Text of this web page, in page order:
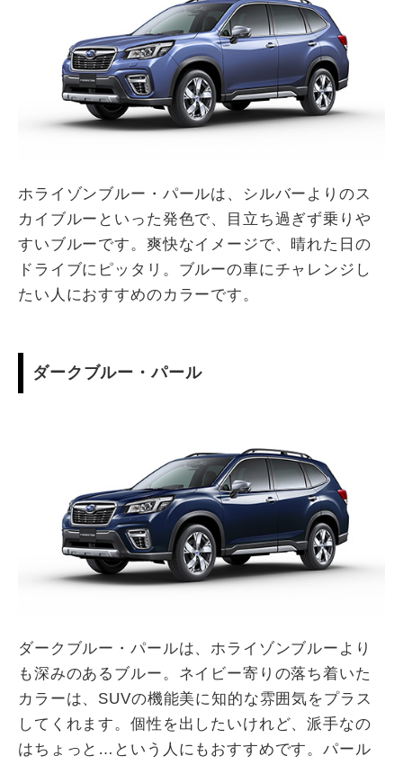
ホライゾンブルー・パールは、シルバーよりのス
カイブルーといった発色で、目立ち過ぎず乗りや
すいブルーです。爽快なイメージで、晴れた日の
ドライブにピッタリ。ブルーの車にチャレンジし
たい人におすすめのカラーです。
ダークブルー・パール
ダークブルー・パールは、ホライゾンブルーより
も深みのあるブルー。ネイビー寄りの落ち着いた
カラーは、SUVの機能美に知的な雰囲気をプラス
してくれます。個性を出したいけれど、派手なの
はちょっと…という人にもおすすめです。パール